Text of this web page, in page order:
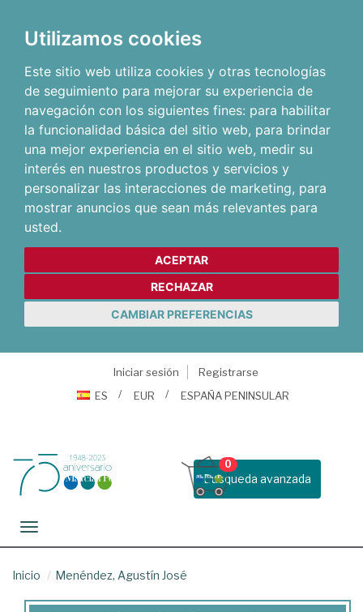
Utilizamos cookies
Este sitio web utiliza cookies y otras tecnologías
de seguimiento para mejorar su experiencia de
navegación con los siguientes fines: para habilitar
la funcionalidad básica del sitio web, para brindar
una mejor experiencia en el sitio web, medir su
interés en nuestros productos y servicios y
personalizar las interacciones de marketing, para
mostrar anuncios que sean más relevantes para
usted.
ACEPTAR
RECHAZAR
CAMBIAR PREFERENCIAS
Iniciar sesión
Registrarse
ES
EUR ESPAÑA PENINSULAR
Busqueda avanzada
0
Toggle navigation
Inicio Menéndez, Agustín José